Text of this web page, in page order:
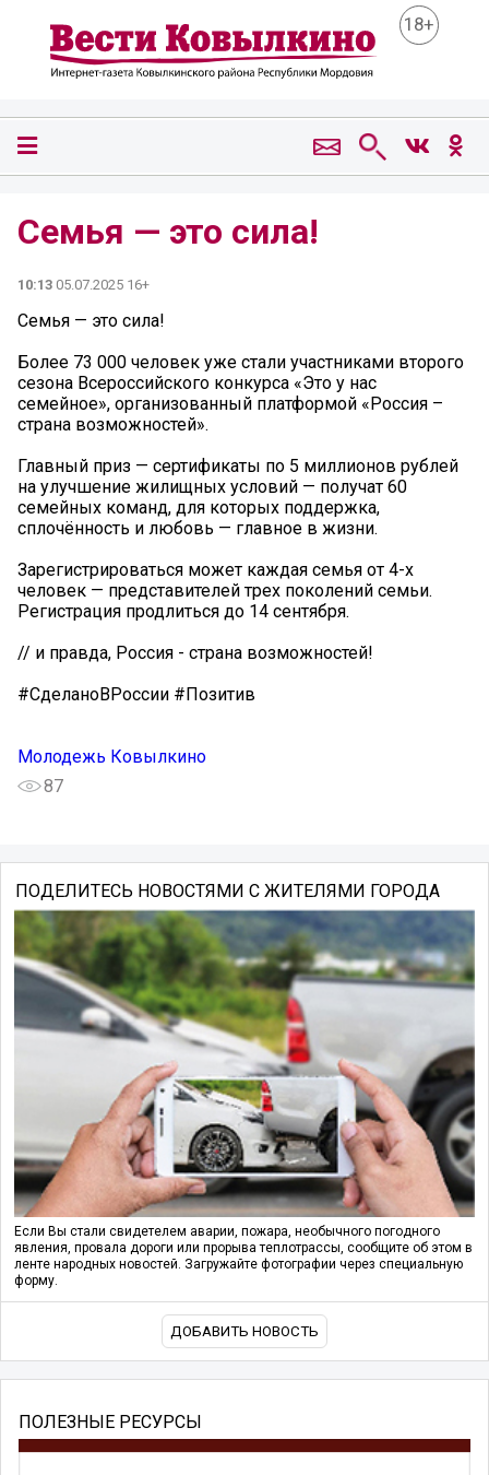
18+
Семья — это сила!️
10:13 05.07.2025 16+
Семья — это сила!️
Более 73 000 человек уже стали участниками второго
сезона Всероссийского конкурса «Это у нас
семейное», организованный платформой «Россия –
страна возможностей».
Главный приз — сертификаты по 5 миллионов рублей
на улучшение жилищных условий — получат 60
семейных команд, для которых поддержка,
сплочённость и любовь — главное в жизни.
Зарегистрироваться может каждая семья от 4-х
человек — представителей трех поколений семьи.
Регистрация продлиться до 14 сентября.
// и правда, Россия - страна возможностей!
#СделаноВРоссии #Позитив
Молодежь Ковылкино
87
ПОДЕЛИТЕСЬ НОВОСТЯМИ С ЖИТЕЛЯМИ ГОРОДА
Если Вы стали свидетелем аварии, пожара, необычного погодного
явления, провала дороги или прорыва теплотрассы, сообщите об этом в
ленте народных новостей. Загружайте фотографии через специальную
форму.
ДОБАВИТЬ НОВОСТЬ
ПОЛЕЗНЫЕ РЕСУРСЫ